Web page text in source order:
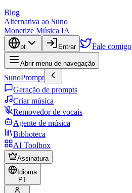
Blog
Alternativa ao Suno
Monetize Música IA
pt Entrar Fale comigo
Abrir menu de navegação
SunoPrompt
Geração de prompts
Criar música
Removedor de vocais
Agente de música
Biblioteca
AI Toolbox
Assinatura
Idioma
PT